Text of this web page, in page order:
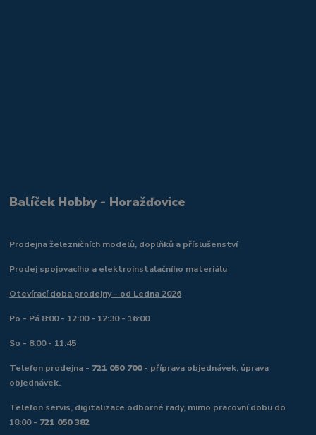
Balíček Hobby - Horažďovice
Prodejna železničních modelů, doplňků a příslušenství
Prodej spojovacího a elektroinstalačního materiálu
Otevírací doba prodejny - od Ledna 2026
Po - Pá 8:00 - 12:00 - 12:30 - 16:00
So - 8:00 - 11:45
Telefon prodejna - 721 050 700- příprava objednávek, úprava
objednávek.
Telefon servis, digitalizace odborné rady, mimo pracovní dobu do
18:00 - 721 050 382